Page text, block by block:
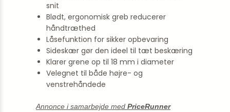
snit
Blødt, ergonomisk greb reducerer
håndtræthed
Låsefunktion for sikker opbevaring
Sideskær gør den ideel til tæt beskæring
Klarer grene op til 18 mm i diameter
Velegnet til både højre- og
venstrehåndede
Annonce i samarbejde med PriceRunner